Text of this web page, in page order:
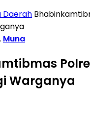
Daerah
Muna
Warganya